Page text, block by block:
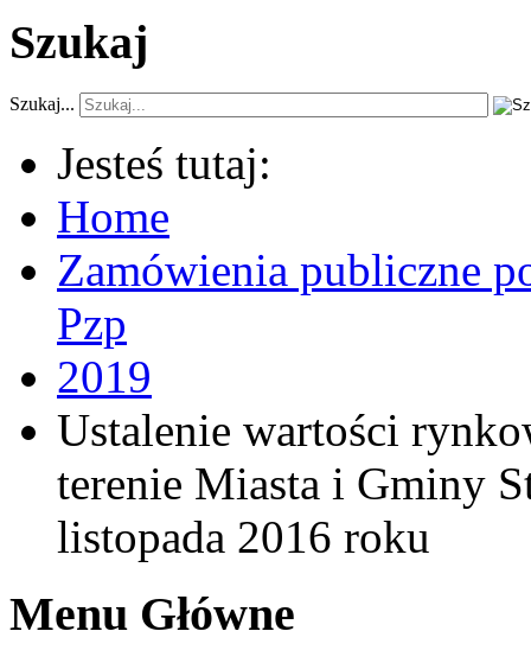
Szukaj
Szukaj...
Jesteś tutaj:
Home
Zamówienia publiczne
Pzp
2019
Ustalenie wartości
terenie Miasta i Gminy
listopada 2016 roku
Menu Główne